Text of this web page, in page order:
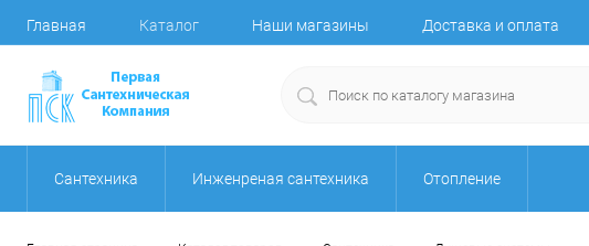
Главная Каталог Наши магазины Доставка и оплата
Сантехника Инженреная сантехника Отопление